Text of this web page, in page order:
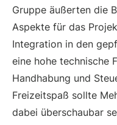
Gruppe äußerten die
Aspekte für das
Integration in den
eine hohe technische
Handhabung und
Freizeitspaß sollte
dabei überschaubar